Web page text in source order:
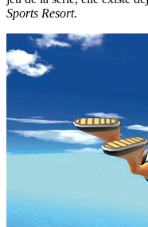
Sports Resort.